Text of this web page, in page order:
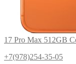
17 Pro Max 512GB
+7(978)254-35-05